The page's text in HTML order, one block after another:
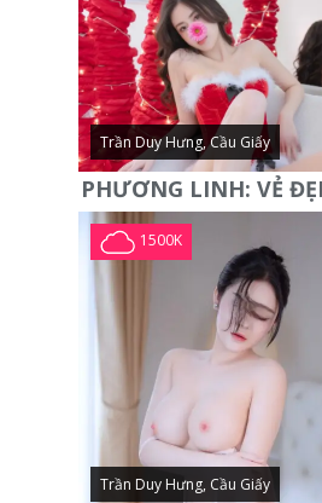
Trần Duy Hưng, Cầu Giấy
1500K
Trần Duy Hưng, Cầu Giấy